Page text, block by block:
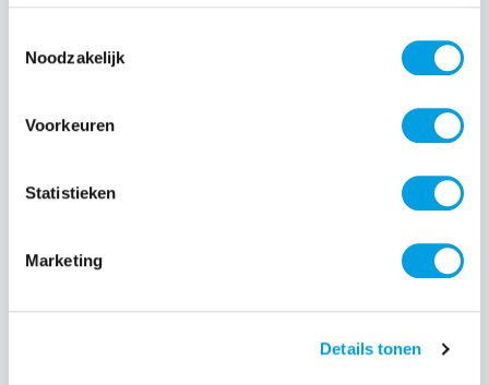
Noodzakelijk
Voorkeuren
Statistieken
Marketing
Details tonen
Producthoeveelheid: Voer de gewenste
Productnummer:
BeHello